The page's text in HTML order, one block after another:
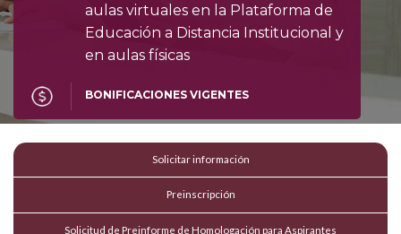
aulas virtuales en la Plataforma de
Educación a Distancia Institucional y
en aulas físicas
BONIFICACIONES VIGENTES
Solicitar información
Preinscripción
Solicitud de Preinforme de Homologación para Aspirantes